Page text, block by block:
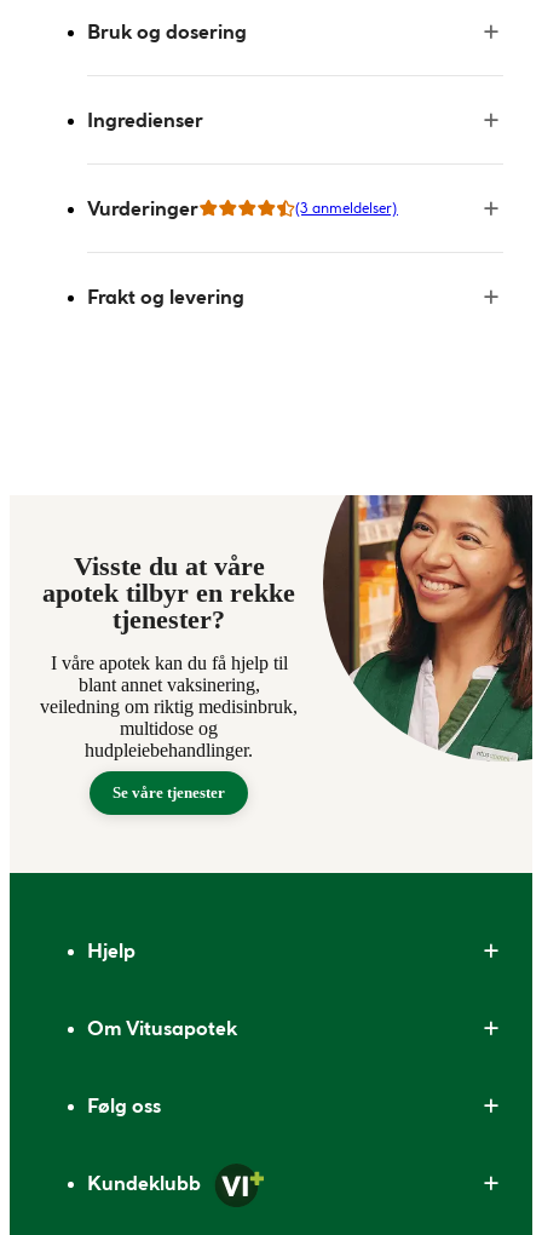
Bruk og dosering
Ingredienser
Vurderinger (3 anmeldelser)
Frakt og levering
Visste du at våre
apotek tilbyr en rekke
tjenester?
I våre apotek kan du få hjelp til
blant annet vaksinering,
veiledning om riktig medisinbruk,
multidose og
hudpleiebehandlinger.
Se våre tjenester
Hjelp
Om Vitusapotek
Følg oss
Kundeklubb